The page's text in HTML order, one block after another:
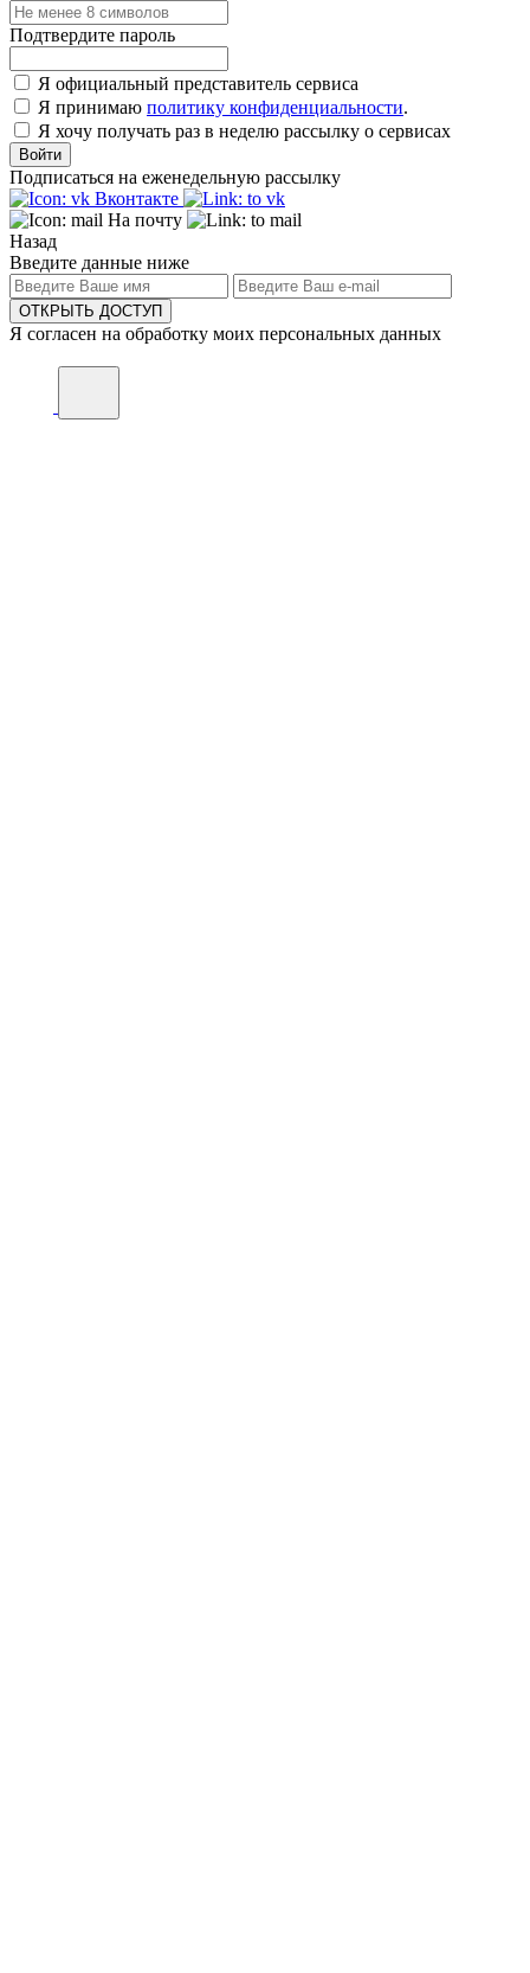
Подтвердите пароль
Я официальный представитель сервиса
Я принимаю политику конфиденциальности.
Я хочу получать раз в неделю рассылку о сервисах
Войти
Подписаться на еженедельную рассылку
Вконтакте
На почту
Назад
Введите данные ниже
ОТКРЫТЬ ДОСТУП
Я согласен на обработку моих персональных данных